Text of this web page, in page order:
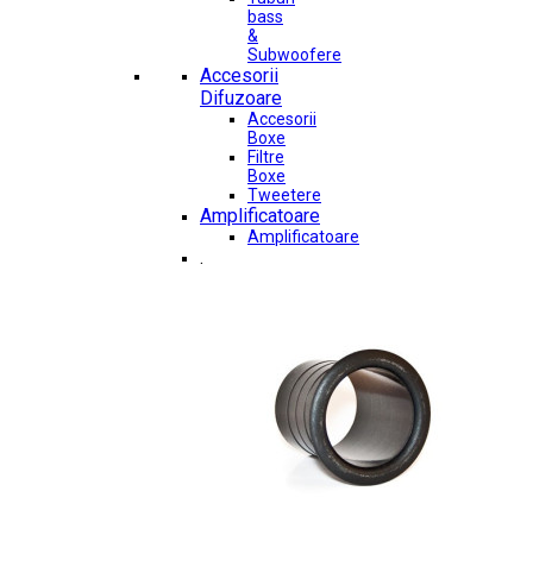
bass
&
Subwoofere
Accesorii
Difuzoare
Accesorii
Boxe
Filtre
Boxe
Tweetere
Amplificatoare
Amplificatoare
.